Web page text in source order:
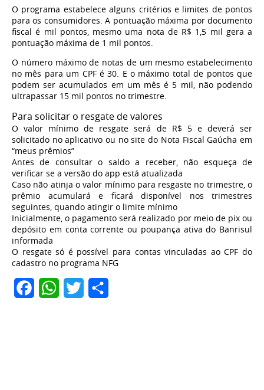
O programa estabelece alguns critérios e limites de pontos
para os consumidores. A pontuação máxima por documento
fiscal é mil pontos, mesmo uma nota de R$ 1,5 mil gera a
pontuação máxima de 1 mil pontos.
O número máximo de notas de um mesmo estabelecimento
no mês para um CPF é 30. E o máximo total de pontos que
podem ser acumulados em um mês é 5 mil, não podendo
ultrapassar 15 mil pontos no trimestre.
Para solicitar o resgate de valores
O valor mínimo de resgate será de R$ 5 e deverá ser
solicitado no aplicativo ou no site do Nota Fiscal Gaúcha em
“meus prêmios”
Antes de consultar o saldo a receber, não esqueça de
verificar se a versão do app está atualizada
Caso não atinja o valor mínimo para resgaste no trimestre, o
prêmio acumulará e ficará disponível nos trimestres
seguintes, quando atingir o limite mínimo
Inicialmente, o pagamento será realizado por meio de pix ou
depósito em conta corrente ou poupança ativa do Banrisul
informada
O resgate só é possível para contas vinculadas ao CPF do
cadastro no programa NFG
FacebookWhatsApp
Twitter